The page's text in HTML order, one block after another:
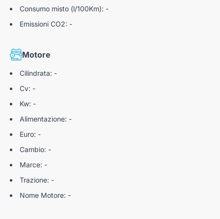
Consumo misto (l/100Km): -
Emissioni CO2: -
Motore
Cilindrata: -
Cv: -
Kw: -
Alimentazione: -
Euro: -
Cambio: -
Marce: -
Trazione: -
Nome Motore: -